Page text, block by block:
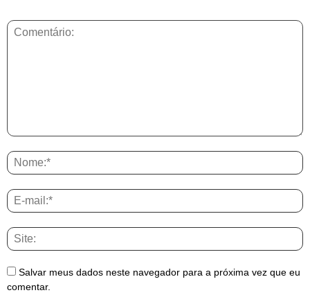
Salvar meus dados neste navegador para a próxima vez que eu
comentar.